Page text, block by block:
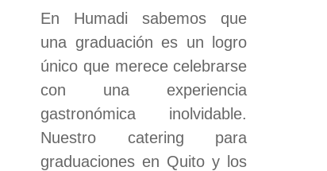
En Humadi sabemos que
una graduación es un logro
único que merece celebrarse
con una experiencia
gastronómica inolvidable.
Nuestro catering para
graduaciones en Quito y los